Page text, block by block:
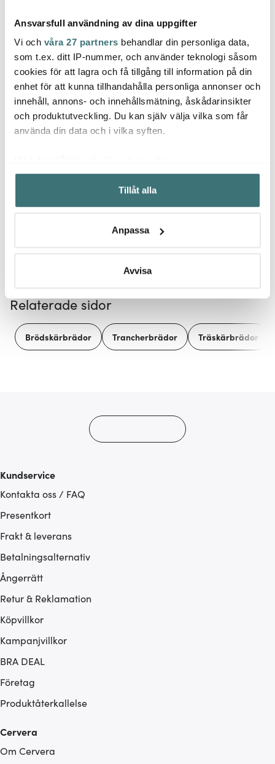
Ansvarsfull användning av dina uppgifter
Vi och våra 27 partners behandlar din personliga data,
som t.ex. ditt IP-nummer, och använder teknologi såsom
cookies för att lagra och få tillgång till information på din
enhet för att kunna tillhandahålla personliga annonser och
innehåll, annons- och innehållsmätning, åskådarinsikter
och produktutveckling. Du kan själv välja vilka som får
använda din data och i vilka syften.
Samla in information om din geografiska plats som
kan ha en noggrannhet på upp till flera meter
Identifiera din enhet genom att aktivt skanna den för
Ta reda på mer om hur dina personliga uppgifter
Du kan ändra eller dra tillbaka ditt samtycke när som
Vi använder cookies för att innehållet och annonserna
ska anpassas efter det som vi tror att du tycker om. Det
gör också att vi kan analysera vår trafik och göra
Tillåt alla
Anpassa
Avvisa
Jonas
Jonas Måttsats i 4 delar
Rostfri
129 kr
Satake
Wokpanna kolstål 32
cm svart
749 kr
Låt dig inspireras av våra kunder
Relaterade sidor
Brödskärbrädor Trancherbrädor Träskärbrädor
Kundservice
Kontakta oss / FAQ
Presentkort
Frakt & leverans
Betalningsalternativ
Ångerrätt
Retur & Reklamation
Köpvillkor
Kampanjvillkor
BRA DEAL
Företag
Produktåterkallelse
Cervera
Om Cervera